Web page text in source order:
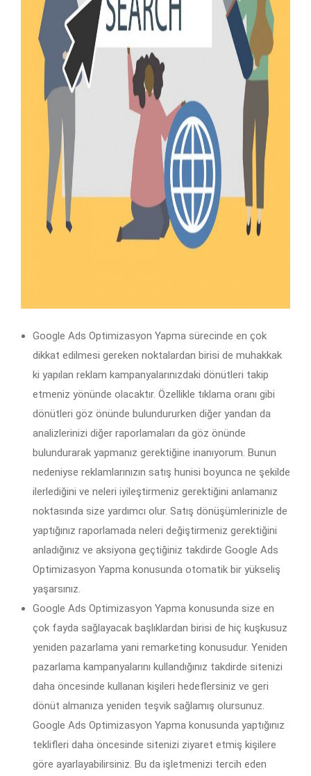
Google Ads Optimizasyon Yapma sürecinde en çok
dikkat edilmesi gereken noktalardan birisi de muhakkak
ki yapılan reklam kampanyalarınızdaki dönütleri takip
etmeniz yönünde olacaktır. Özellikle tıklama oranı gibi
dönütleri göz önünde bulundururken diğer yandan da
analizlerinizi diğer raporlamaları da göz önünde
bulundurarak yapmanız gerektiğine inanıyorum. Bunun
nedeniyse reklamlarınızın satış hunisi boyunca ne şekilde
ilerlediğini ve neleri iyileştirmeniz gerektiğini anlamanız
noktasında size yardımcı olur. Satış dönüşümlerinizle de
yaptığınız raporlamada neleri değiştirmeniz gerektiğini
anladığınız ve aksiyona geçtiğiniz takdirde Google Ads
Optimizasyon Yapma konusunda otomatik bir yükseliş
yaşarsınız.
Google Ads Optimizasyon Yapma konusunda size en
çok fayda sağlayacak başlıklardan birisi de hiç kuşkusuz
yeniden pazarlama yani remarketing konusudur. Yeniden
pazarlama kampanyalarını kullandığınız takdirde sitenizi
daha öncesinde kullanan kişileri hedeflersiniz ve geri
dönüt almanıza yeniden teşvik sağlamış olursunuz.
Google Ads Optimizasyon Yapma konusunda yaptığınız
teklifleri daha öncesinde sitenizi ziyaret etmiş kişilere
göre ayarlayabilirsiniz. Bu da işletmenizi tercih eden